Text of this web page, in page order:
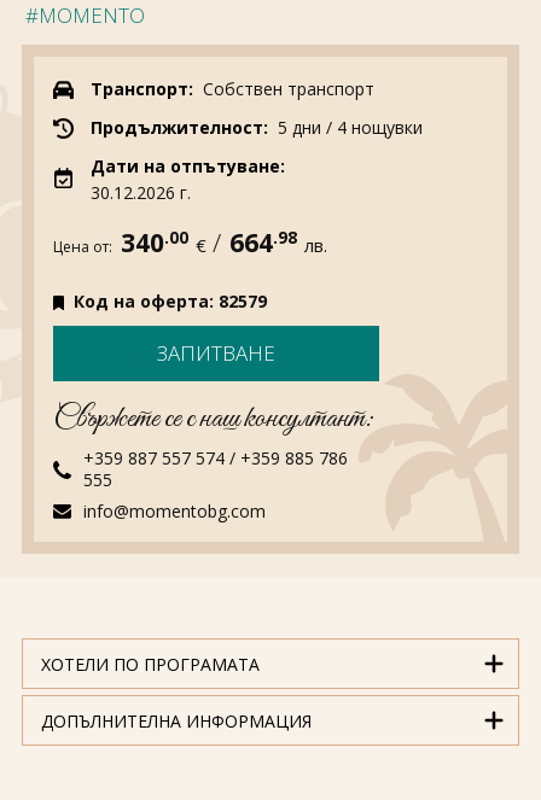
#MOMENTO
Транспорт: Собствен транспорт
Продължителност: 5 дни / 4 нощувки
Дати на отпътуване:
30.12.2026 г.
Цена от: 340.00 € / 664.98 лв.
Код на оферта: 82579
ЗАПИТВАНЕ
Свържете се с наш консултант:
+359 887 557 574/ +359 885 786
555
info@momentobg.com
ХОТЕЛИ ПО ПРОГРАМАТА
ДОПЪЛНИТЕЛНА ИНФОРМАЦИЯ